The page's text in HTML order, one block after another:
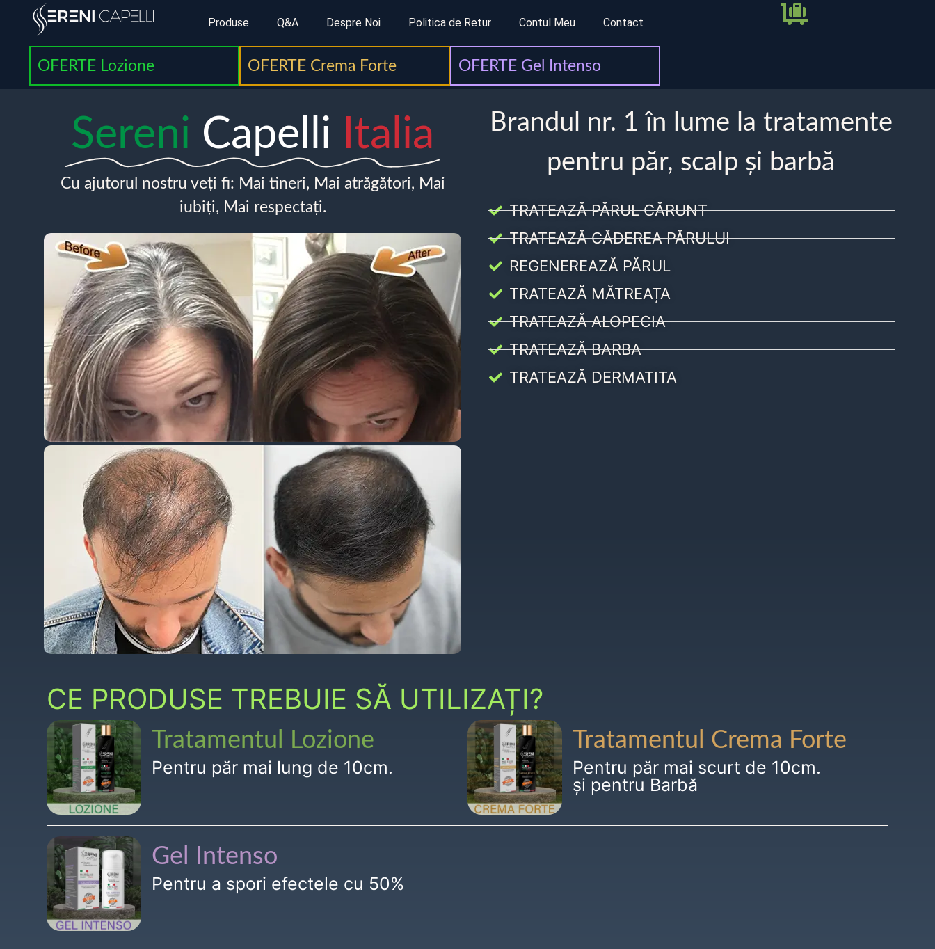
Produse Q&A Despre Noi Politica de Retur Contul Meu Contact
OFERTE Lozione OFERTE Crema Forte OFERTE Gel Intenso
Sereni Capelli Italia
Cu ajutorul nostru veți fi: Mai tineri, Mai atrăgători, Mai
iubiți, Mai respectați.
Brandul nr. 1 în lume la tratamente
pentru păr, scalp și barbă
TRATEAZĂ PĂRUL CĂRUNT
TRATEAZĂ CĂDEREA PĂRULUI
REGENEREAZĂ PĂRUL
TRATEAZĂ MĂTREAȚA
TRATEAZĂ ALOPECIA
TRATEAZĂ BARBA
TRATEAZĂ DERMATITA
CE PRODUSE TREBUIE SĂ UTILIZAȚI?
Tratamentul Lozione
Pentru păr mai lung de 10cm.
Tratamentul Crema Forte
Pentru păr mai scurt de 10cm.
și pentru Barbă
Gel Intenso
Pentru a spori efectele cu 50%